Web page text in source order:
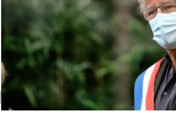
Formulaire de
Recherche